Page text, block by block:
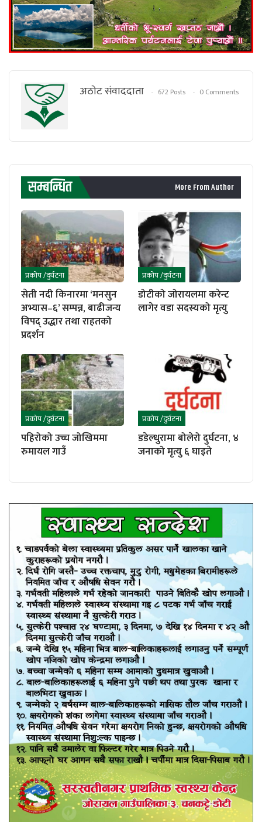
अठाेट संवाददाता 672 Posts 0 Comments
सम्बन्धित More From Author
प्रकोप /दुर्घटना
सेती नदी किनारमा ‘मनसुन
अभ्यास–६’ सम्पन्न, बाढीजन्य
विपद् उद्धार तथा राहतको
प्रदर्शन
प्रकोप /दुर्घटना
डोटीको जोरायलमा करेन्ट
लागेर वडा सदस्यको मृत्यु
प्रकोप /दुर्घटना
पहिरोको उच्च जोखिममा
रुमायल गाउँ
प्रकोप /दुर्घटना
डडेल्धुरामा बोलेरो दुर्घटना, ४
जनाको मृत्यु ६ घाइते